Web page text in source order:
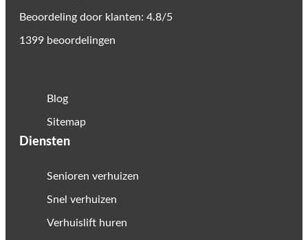
Beoordeling door klanten: 4.8/5
1399 beoordelingen
Blog
Sitemap
Diensten
Senioren verhuizen
Snel verhuizen
Verhuislift huren